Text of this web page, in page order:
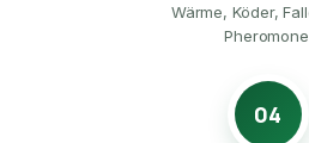
Wärme, Köder,
04